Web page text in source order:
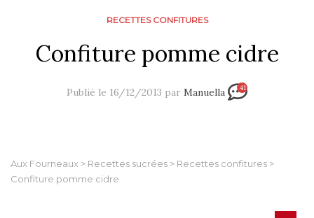
RECETTES CONFITURES
Confiture pomme cidre
Publié le 16/12/2013 par Manuella 41
Aux Fourneaux > Recettes sucrées > Recettes confitures >
Confiture pomme cidre